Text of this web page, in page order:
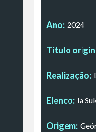
Ano: 2024
Título
Realização:
Elenco: Ia
Origem: